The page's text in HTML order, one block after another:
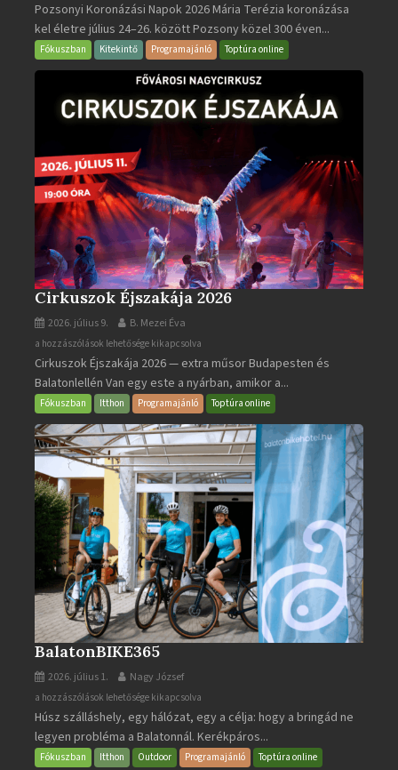
Koronázási
Napok
bejegyzéshez
Pozsonyi Koronázási Napok 2026 Mária Terézia koronázása
kel életre július 24–26. között Pozsony közel 300 éven...
Fókuszban Kitekintő Programajánló Toptúra online
Cirkuszok Éjszakája 2026
2026. július 9. B. Mezei Éva
Cirkuszok
Éjszakája
2026
bejegyzéshez
a hozzászólások lehetősége kikapcsolva
Cirkuszok Éjszakája 2026 — extra műsor Budapesten és
Balatonlellén Van egy este a nyárban, amikor a...
Fókuszban Itthon Programajánló Toptúra online
BalatonBIKE365
2026. július 1. Nagy József
BalatonBIKE365
bejegyzéshez
a hozzászólások lehetősége kikapcsolva
Húsz szálláshely, egy hálózat, egy a célja: hogy a bringád ne
legyen probléma a Balatonnál. Kerékpáros...
Fókuszban Itthon Outdoor Programajánló Toptúra online